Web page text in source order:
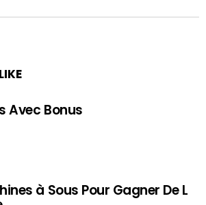
Avec Bonus
à Sous Pour Gagner De L